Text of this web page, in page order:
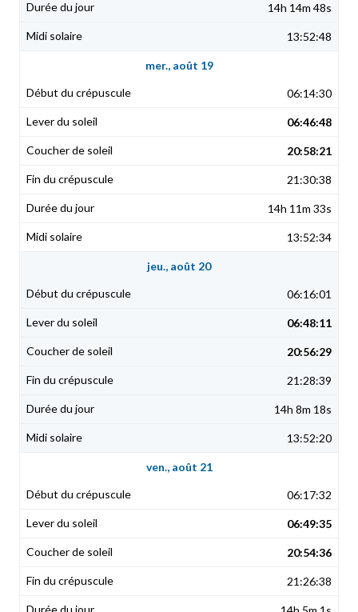
14h 14m 48s
13:52:48
mer., août 19
06:14:30
06:46:48
20:58:21
21:30:38
14h 11m 33s
13:52:34
jeu., août 20
06:16:01
06:48:11
20:56:29
21:28:39
14h 8m 18s
13:52:20
ven., août 21
06:17:32
06:49:35
20:54:36
21:26:38